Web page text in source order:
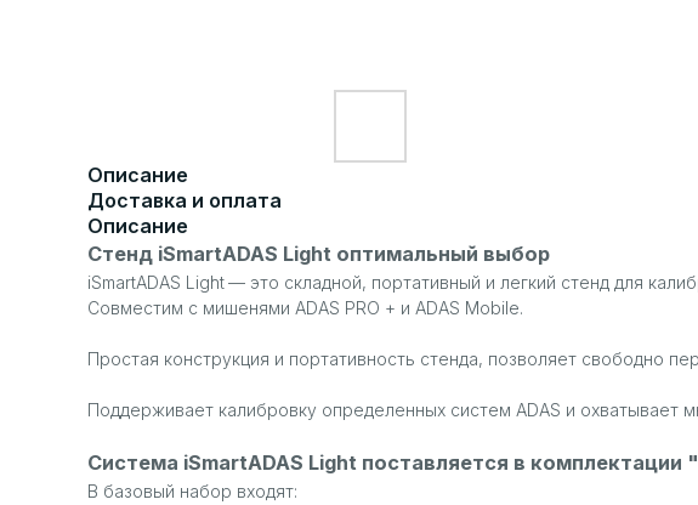
Описание
Доставка и оплата
Описание
Стенд iSmartADAS Light оптимальный выбор
iSmartADAS Light— это складной, портативный и легкий стенд для
Совместим с мишенями ADAS PRO + и ADAS Mobile.
Простая конструкция и портативность стенда, позволяет свободно
Поддерживает калибровку определенных систем ADAS и охватывает
Система iSmartADAS Light поставляется в комплектации
В базовый набор входят: